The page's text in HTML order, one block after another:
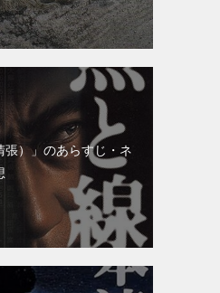
張）」のあらすじ・ネ